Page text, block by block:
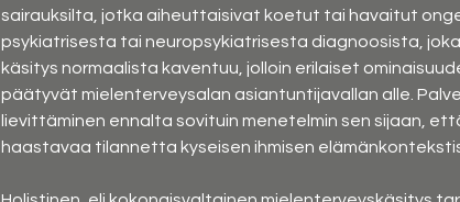
sairauksilta, jotka aiheuttaisivat koetut tai havaitut
psykiatrisesta tai neuropsykiatrisesta diagnoosista,
käsitys normaalista kaventuu, jolloin erilaiset
päätyvät mielenterveysalan asiantuntijavallan alle.
lievittäminen ennalta sovituin menetelmin sen sijaan,
haastavaa tilannetta kyseisen ihmisen